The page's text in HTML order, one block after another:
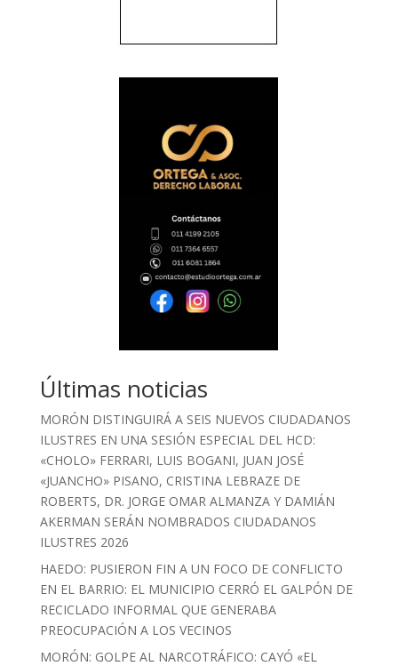
Últimas noticias
MORÓN DISTINGUIRÁ A SEIS NUEVOS CIUDADANOS
ILUSTRES EN UNA SESIÓN ESPECIAL DEL HCD:
«CHOLO» FERRARI, LUIS BOGANI, JUAN JOSÉ
«JUANCHO» PISANO, CRISTINA LEBRAZE DE
ROBERTS, DR. JORGE OMAR ALMANZA Y DAMIÁN
AKERMAN SERÁN NOMBRADOS CIUDADANOS
ILUSTRES 2026
HAEDO: PUSIERON FIN A UN FOCO DE CONFLICTO
EN EL BARRIO: EL MUNICIPIO CERRÓ EL GALPÓN DE
RECICLADO INFORMAL QUE GENERABA
PREOCUPACIÓN A LOS VECINOS
MORÓN: GOLPE AL NARCOTRÁFICO: CAYÓ «EL